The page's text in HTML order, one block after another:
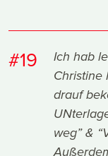
#19
Ich hab
Christine
drauf
weg” &